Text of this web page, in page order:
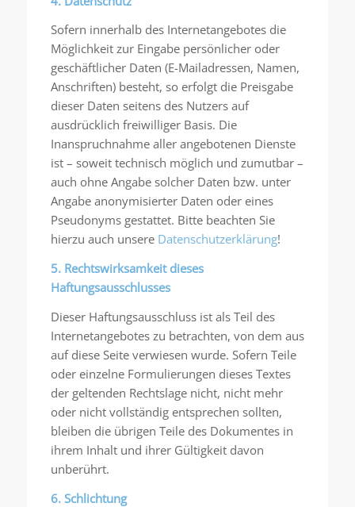
Sofern innerhalb des Internetangebotes die
Möglichkeit zur Eingabe persönlicher oder
geschäftlicher Daten (E-Mailadressen, Namen,
Anschriften) besteht, so erfolgt die Preisgabe
dieser Daten seitens des Nutzers auf
ausdrücklich freiwilliger Basis. Die
Inanspruchnahme aller angebotenen Dienste
ist – soweit technisch möglich und zumutbar –
auch ohne Angabe solcher Daten bzw. unter
Angabe anonymisierter Daten oder eines
Pseudonyms gestattet. Bitte beachten Sie
hierzu auch unsere Datenschutzerklärung!
5. Rechtswirksamkeit dieses
Haftungsausschlusses
Dieser Haftungsausschluss ist als Teil des
Internetangebotes zu betrachten, von dem aus
auf diese Seite verwiesen wurde. Sofern Teile
oder einzelne Formulierungen dieses Textes
der geltenden Rechtslage nicht, nicht mehr
oder nicht vollständig entsprechen sollten,
bleiben die übrigen Teile des Dokumentes in
ihrem Inhalt und ihrer Gültigkeit davon
unberührt.
6. Schlichtung